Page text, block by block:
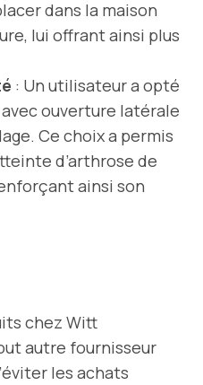
dans la maison
lui offrant ainsi plus
: Un utilisateur a opté
ouverture latérale
Ce choix a permis
d’arthrose de
ainsi son
chez Witt
autre fournisseur
les achats